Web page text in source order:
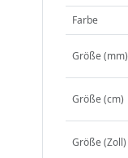
Farbe
Größe (mm)
Größe (cm)
Größe (Zoll)